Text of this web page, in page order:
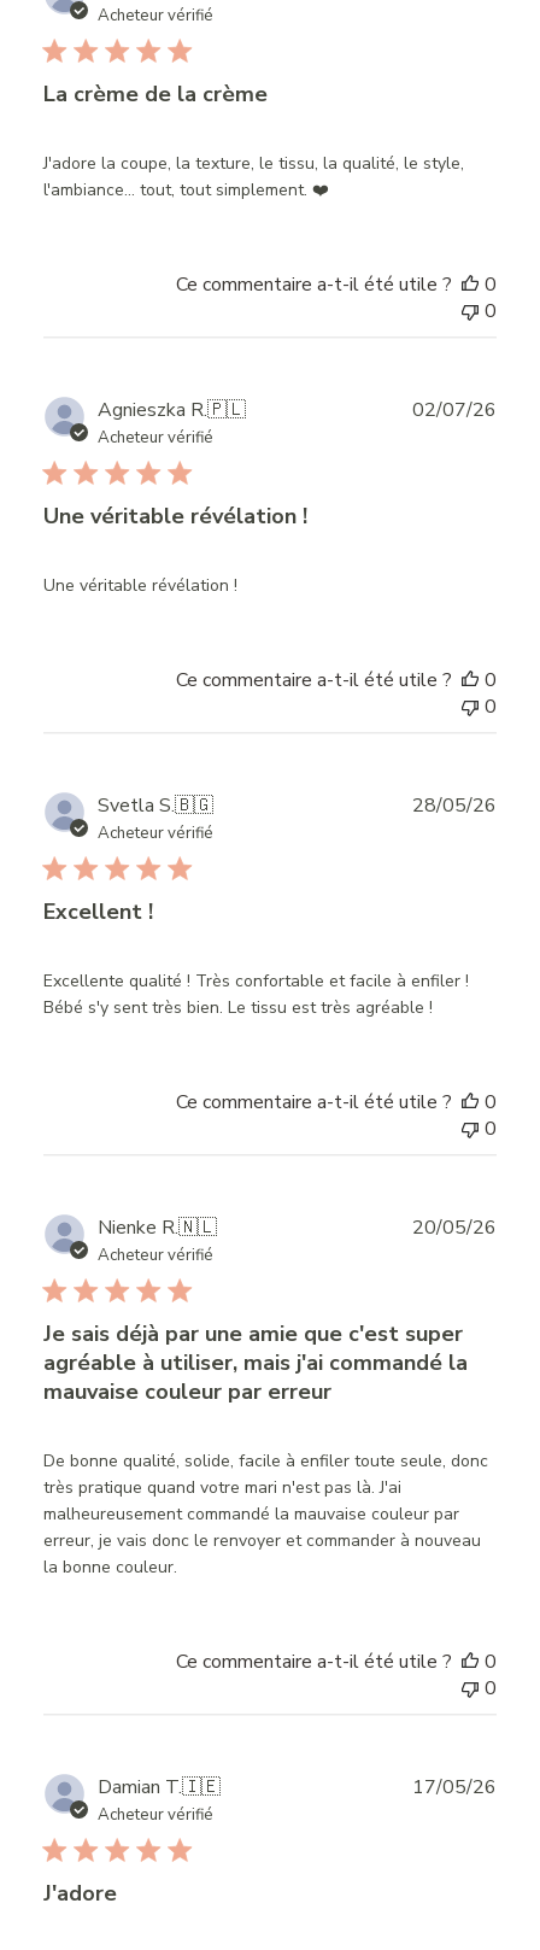
Acheteur vérifié
La crème de la crème
J'adore la coupe, la texture, le tissu, la qualité, le style,
l'ambiance… tout, tout simplement. ❤️
Ce commentaire a-t-il été utile ?
0
0
Agnieszka R.🇵🇱
Acheteur vérifié
Une véritable révélation !
Une véritable révélation !
02/07/26
Ce commentaire a-t-il été utile ?
0
0
Svetla S.🇧🇬
Acheteur vérifié
Excellent !
Excellente qualité ! Très confortable et facile à enfiler !
Bébé s'y sent très bien. Le tissu est très agréable !
28/05/26
Ce commentaire a-t-il été utile ?
0
0
Nienke R.🇳🇱
Acheteur vérifié
Je sais déjà par une amie que c'est super
agréable à utiliser, mais j'ai commandé la
mauvaise couleur par erreur
De bonne qualité, solide, facile à enfiler toute seule, donc
très pratique quand votre mari n'est pas là. J'ai
malheureusement commandé la mauvaise couleur par
erreur, je vais donc le renvoyer et commander à nouveau
la bonne couleur.
20/05/26
Ce commentaire a-t-il été utile ?
0
0
Damian T.🇮🇪
Acheteur vérifié
J'adore
17/05/26